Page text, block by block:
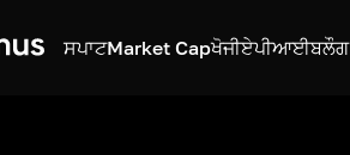
ਸਪਾਟMarket Capਖੋਜੀਏਪੀਆਈਬਲੌਗ